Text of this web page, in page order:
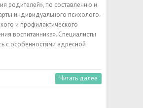
родителей», по составлению и
индивидуального психолого-
и профилактического
воспитанника». Специалисты
с особенностями адресной
Читать далее